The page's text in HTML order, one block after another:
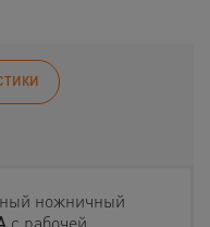
ножничный
с рабочей